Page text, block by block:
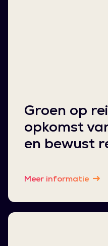
Groen op
opkomst
en bewust
Meer informatie